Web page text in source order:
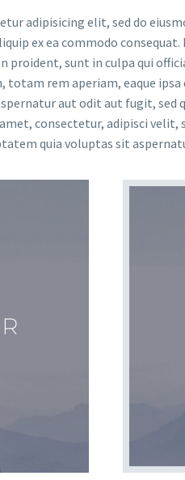
adipisicing elit, sed do
ex ea commodo
proident, sunt in culpa qui
totam rem aperiam, eaque
aut odit aut fugit, sed
consectetur, adipisci
quia voluptas sit